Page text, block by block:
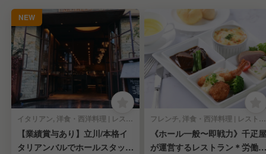
NEW
イタリアン, 洋食・西洋料理 | レストランサービス・ホールスタッフ
【業績賞与あり】立川/本格イ
タリアンバルでホールスタッフ
フレンチ, 洋食・西洋料理 | レストランサービス・ホールスタッフ
《ホール一般〜即戦力》千疋屋
が運営するレストラン＊労働環